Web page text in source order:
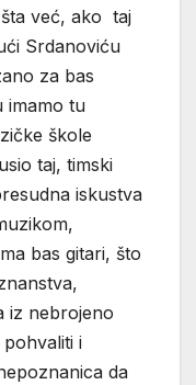
šta već, ako taj
Srdanoviću
za bas
imamo tu
škole
taj, timski
iskustva
bas gitari, što
iz nebrojeno
i
da